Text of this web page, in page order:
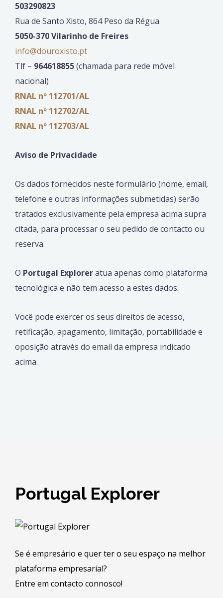
503290823
Rua de Santo Xisto, 864 Peso da Régua
5050-370 Vilarinho de Freires
info@douroxisto.pt
Tlf – 964618855(chamada para rede móvel
nacional)
RNAL nº 112701/AL
RNAL nº 112702/AL
RNAL nº 112703/AL
Aviso de Privacidade
Os dados fornecidos neste formulário (nome, email,
telefone e outras informações submetidas) serão
tratados exclusivamente pela empresa acima supra
citada, para processar o seu pedido de contacto ou
reserva.
O Portugal Exploreratua apenas como plataforma
tecnológica e não tem acesso a estes dados.
Você pode exercer os seus direitos de acesso,
retificação, apagamento, limitação, portabilidade e
oposição através do email da empresa indicado
acima.
Portugal Explorer
Se é empresário e quer ter o seu espaço na melhor
plataforma empresarial?
Entre em contacto connosco!